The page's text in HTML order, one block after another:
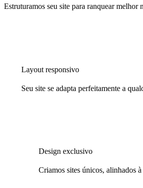
Estruturamos seu site para ranquear
Layout responsivo
Seu site se adapta perfeitamente a
Design exclusivo
Criamos sites únicos, alinhados